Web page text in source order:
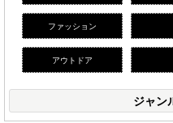
ファッション
アウトドア
ジャン